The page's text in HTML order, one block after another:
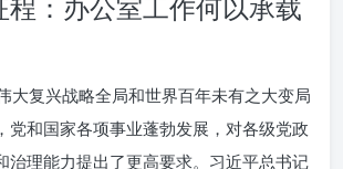
大复兴战略全局和世界百年未有之大变局
党和国家各项事业蓬勃发展，对各级党政
治理能力提出了更高要求。习近平总书记